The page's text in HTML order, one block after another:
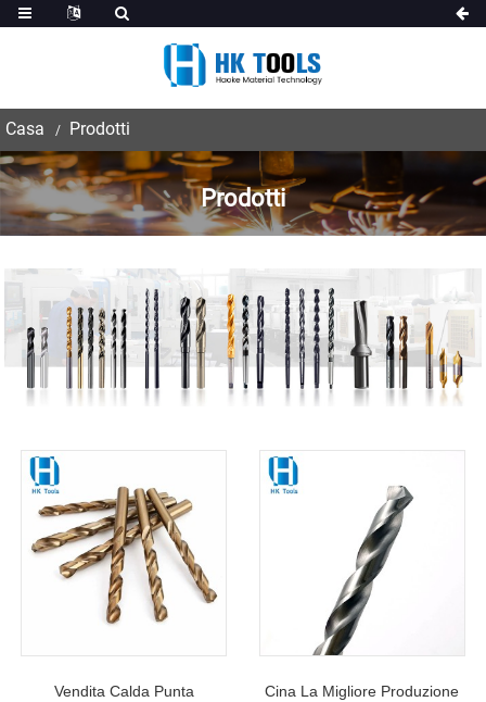
Casa Prodotti
Prodotti
Vendita Calda Punta Cina La Migliore Produzione